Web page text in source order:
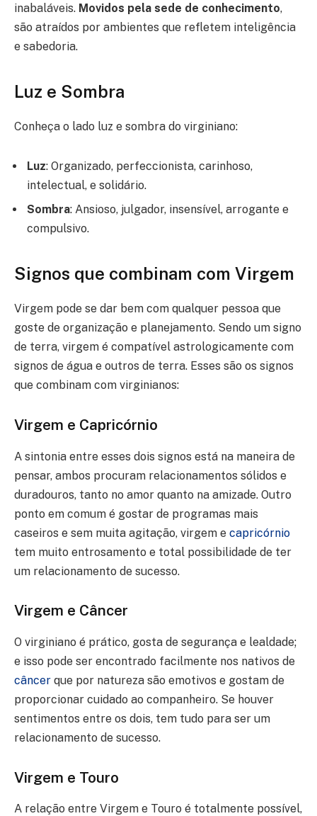
inabaláveis. Movidos pela sede de conhecimento,
são atraídos por ambientes que refletem inteligência
e sabedoria.
Luz e Sombra
Conheça o lado luz e sombra do virginiano:
Luz: Organizado, perfeccionista, carinhoso,
intelectual, e solidário.
Sombra: Ansioso, julgador, insensível, arrogante e
compulsivo.
Signos que combinam com Virgem
Virgem pode se dar bem com qualquer pessoa que
goste de organização e planejamento. Sendo um signo
de terra, virgem é compatível astrologicamente com
signos de água e outros de terra. Esses são os signos
que combinam com virginianos:
Virgem e Capricórnio
A sintonia entre esses dois signos está na maneira de
pensar, ambos procuram relacionamentos sólidos e
duradouros, tanto no amor quanto na amizade. Outro
ponto em comum é gostar de programas mais
caseiros e sem muita agitação, virgem e capricórnio
tem muito entrosamento e total possibilidade de ter
um relacionamento de sucesso.
Virgem e Câncer
O virginiano é prático, gosta de segurança e lealdade;
e isso pode ser encontrado facilmente nos nativos de
câncer que por natureza são emotivos e gostam de
proporcionar cuidado ao companheiro. Se houver
sentimentos entre os dois, tem tudo para ser um
relacionamento de sucesso.
Virgem e Touro
A relação entre Virgem e Touro é totalmente possível,